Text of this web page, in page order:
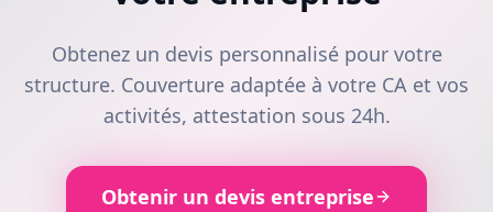
Obtenez un devis personnalisé pour votre
structure. Couverture adaptée à votre CA et vos
activités, attestation sous 24h.
Obtenir un devis entreprise